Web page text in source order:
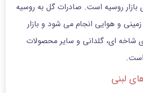
بازار روسیه است. صادرات گل به روسیه
و هوایی انجام می شود و بازار
شاخه ای، گلدانی و سایر محصولات
است.
لبنی